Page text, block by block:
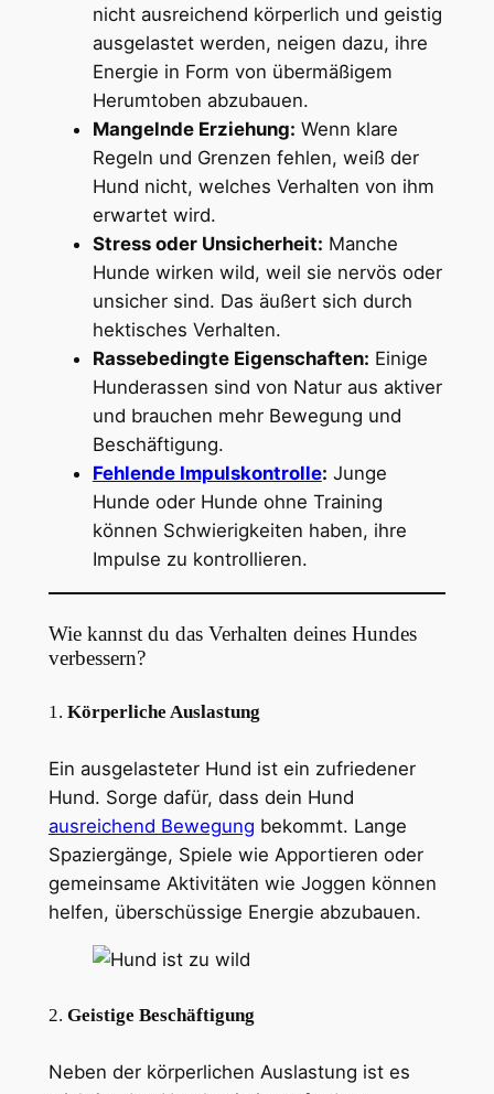
nicht ausreichend körperlich und geistig
ausgelastet werden, neigen dazu, ihre
Energie in Form von übermäßigem
Herumtoben abzubauen.
Mangelnde Erziehung: Wenn klare
Regeln und Grenzen fehlen, weiß der
Hund nicht, welches Verhalten von ihm
erwartet wird.
Stress oder Unsicherheit: Manche
Hunde wirken wild, weil sie nervös oder
unsicher sind. Das äußert sich durch
hektisches Verhalten.
Rassebedingte Eigenschaften: Einige
Hunderassen sind von Natur aus aktiver
und brauchen mehr Bewegung und
Beschäftigung.
Fehlende Impulskontrolle: Junge
Hunde oder Hunde ohne Training
können Schwierigkeiten haben, ihre
Impulse zu kontrollieren.
Wie kannst du das Verhalten deines Hundes
verbessern?
1. Körperliche Auslastung
Ein ausgelasteter Hund ist ein zufriedener
Hund. Sorge dafür, dass dein Hund
ausreichend Bewegung bekommt. Lange
Spaziergänge, Spiele wie Apportieren oder
gemeinsame Aktivitäten wie Joggen können
helfen, überschüssige Energie abzubauen.
2. Geistige Beschäftigung
Neben der körperlichen Auslastung ist es